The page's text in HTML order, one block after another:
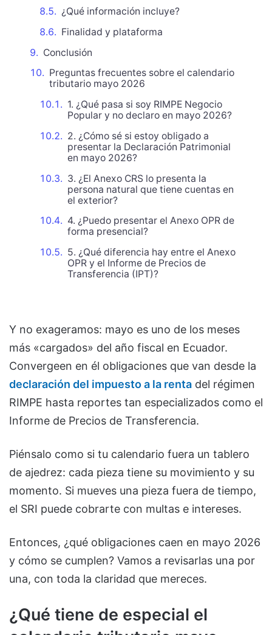
¿Qué información incluye?
Finalidad y plataforma
Conclusión
Preguntas frecuentes sobre el calendario
tributario mayo 2026
1. ¿Qué pasa si soy RIMPE Negocio
Popular y no declaro en mayo 2026?
2. ¿Cómo sé si estoy obligado a
presentar la Declaración Patrimonial
en mayo 2026?
3. ¿El Anexo CRS lo presenta la
persona natural que tiene cuentas en
el exterior?
4. ¿Puedo presentar el Anexo OPR de
forma presencial?
5. ¿Qué diferencia hay entre el Anexo
OPR y el Informe de Precios de
Transferencia (IPT)?
Y no exageramos: mayo es uno de los meses
más «cargados» del año fiscal en Ecuador.
Convergeen en él obligaciones que van desde la
declaración del impuesto a la renta del régimen
RIMPE hasta reportes tan especializados como el
Informe de Precios de Transferencia.
Piénsalo como si tu calendario fuera un tablero
de ajedrez: cada pieza tiene su movimiento y su
momento. Si mueves una pieza fuera de tiempo,
el SRI puede cobrarte con multas e intereses.
Entonces, ¿qué obligaciones caen en mayo 2026
y cómo se cumplen? Vamos a revisarlas una por
una, con toda la claridad que mereces.
¿Qué tiene de especial el